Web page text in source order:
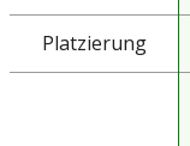
Platzierung